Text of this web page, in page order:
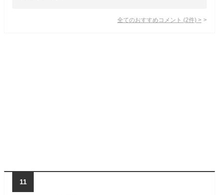
全てのおすすめコメント (2件) >
11